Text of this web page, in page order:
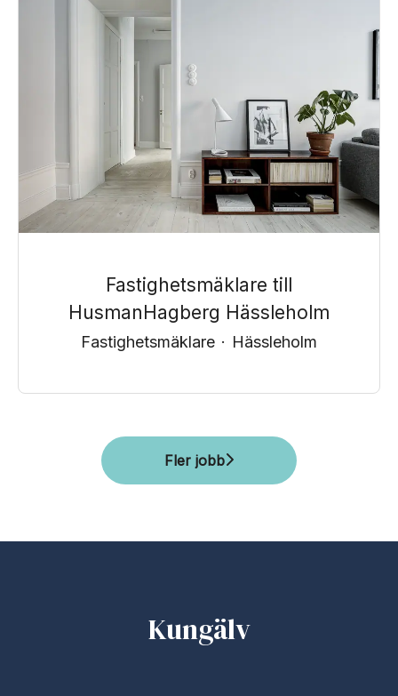
Fastighetsmäklare till
HusmanHagberg Hässleholm
Fastighetsmäklare · Hässleholm
Fler jobb
Kungälv